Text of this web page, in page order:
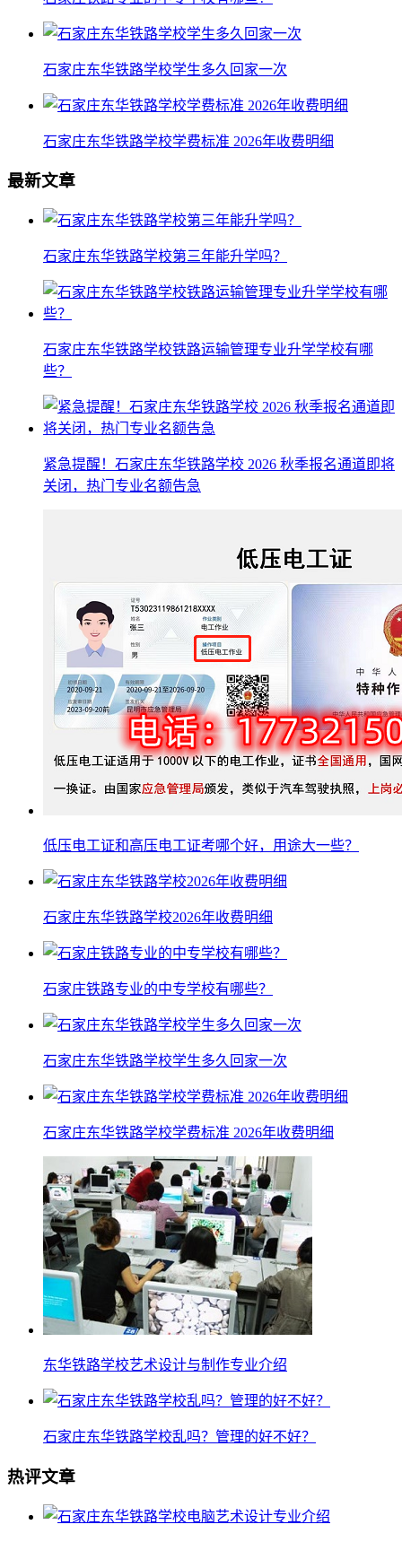
石家庄东华铁路学校学生多久回家一次
石家庄东华铁路学校学费标准 2026年收费明细
最新文章
石家庄东华铁路学校第三年能升学吗？
石家庄东华铁路学校铁路运输管理专业升学学校有哪
些？
紧急提醒！石家庄东华铁路学校 2026 秋季报名通道即将
关闭，热门专业名额告急
低压电工证和高压电工证考哪个好，用途大一些？
石家庄东华铁路学校2026年收费明细
石家庄铁路专业的中专学校有哪些？
石家庄东华铁路学校学生多久回家一次
石家庄东华铁路学校学费标准 2026年收费明细
东华铁路学校艺术设计与制作专业介绍
石家庄东华铁路学校乱吗？管理的好不好？
热评文章